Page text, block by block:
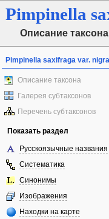
Pimpinella
Описание таксона
Pimpinella saxifraga var. nigra
Описание таксона
Галерея субтаксонов
Перечень субтаксонов
Показать раздел
Русскоязычные названия
Систематика
Синонимы
Изображения
Находки на карте